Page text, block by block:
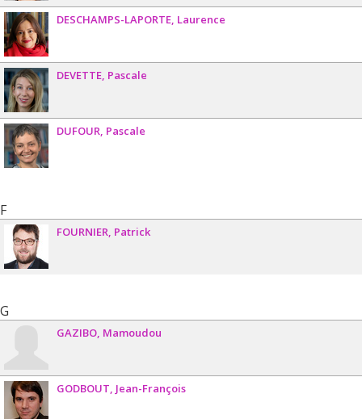
DESCHAMPS-LAPORTE Laurence
DEVETTE Pascale
DUFOUR Pascale
F
FOURNIER Patrick
G
GAZIBO Mamoudou
GODBOUT Jean-François